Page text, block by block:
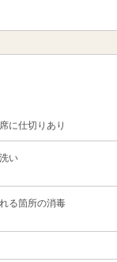
に仕切りあり
い
る箇所の消毒